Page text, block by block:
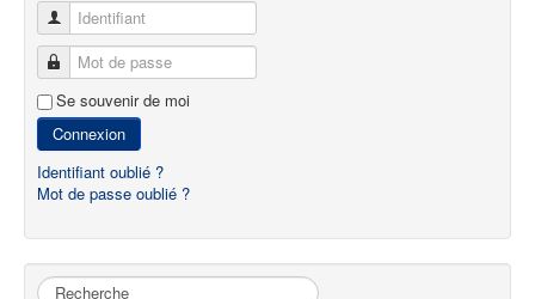
Identifiant
Mot de passe
Se souvenir de moi
Connexion
Identifiant oublié ?
Mot de passe oublié ?
Rechercher